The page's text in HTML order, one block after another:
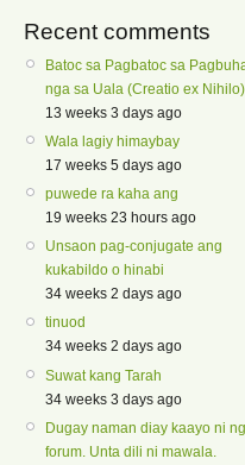
Recent comments
Batoc sa Pagbatoc sa
nga sa Uala (Creatio ex Nihilo)
13 weeks 3 days ago
Wala lagiy himaybay
17 weeks 5 days ago
puwede ra kaha ang
19 weeks 23 hours ago
Unsaon pag-conjugate ang
kukabildo o hinabi
34 weeks 2 days ago
tinuod
34 weeks 2 days ago
Suwat kang Tarah
34 weeks 3 days ago
Dugay naman diay kaayo ni
forum. Unta dili ni mawala.